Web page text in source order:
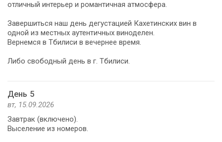
отличный интерьер и романтичная атмосфера.
Завершиться наш день дегустацией Кахетинских вин в
одной из местных аутентичных виноделен.
Вернемся в Тбилиси в вечернее время.
Либо свободный день в г. Тбилиси.
День 5
вт, 15.09.2026
Завтрак (включено).
Выселение из номеров.